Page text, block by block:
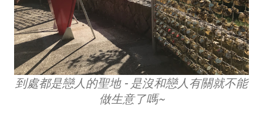
到處都是戀人的聖地 - 是沒和戀人有關就不能
做生意了嗎~